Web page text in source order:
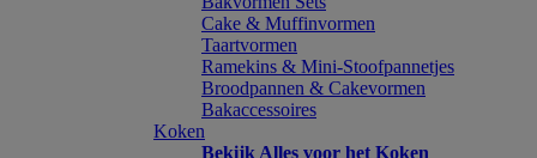
Cake & Muffinvormen
Taartvormen
Ramekins & Mini-Stoofpannetjes
Broodpannen & Cakevormen
Bakaccessoires
Koken
Bekijk Alles voor het Koken